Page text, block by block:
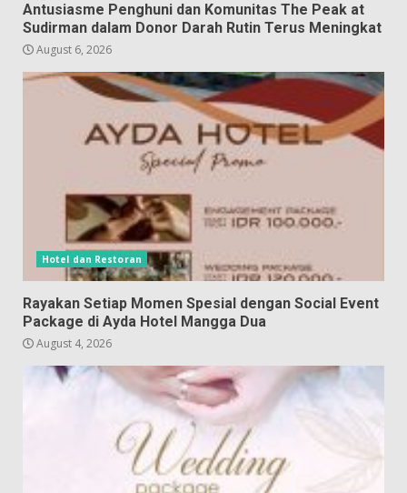
Antusiasme Penghuni dan Komunitas The Peak at
Sudirman dalam Donor Darah Rutin Terus Meningkat
August 6, 2026
Hotel dan Restoran
Rayakan Setiap Momen Spesial dengan Social Event
Package di Ayda Hotel Mangga Dua
August 4, 2026